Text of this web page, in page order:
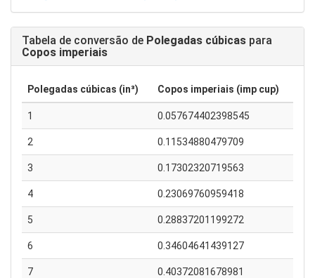
Tabela de conversão de Polegadas cúbicas para
Copos imperiais
Polegadas cúbicas (in³) Copos imperiais (imp cup)
1 0.057674402398545
2 0.11534880479709
3 0.17302320719563
4 0.23069760959418
5 0.28837201199272
6 0.34604641439127
7 0.40372081678981